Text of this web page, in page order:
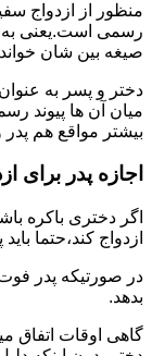
منظور از ازدواج
رسمی است.یعنی به
صیغه بین شان
دختر و پسر به
میان آن ها پیوند
بیشتر مواقع هم
اجازه پدر برای
اگر دختری باکره
ازدواج کند،حتما
در صورتیکه پدر فوت
بدهد.
گاهی اوقات اتفاق